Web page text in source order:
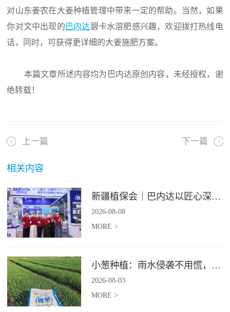
对山东姜农在大姜种植管理中带来一定的帮助。当然，如果
你对文中出现的 巴内达碧卡水溶肥感兴趣，欢迎拨打热线电
话，同时，可获得更详细的大姜施肥方案。
本篇文章所述内容均为巴内达原创内容，未经授权，谢
绝转载！
上一篇 下一篇
相关内容
新疆植保会｜巴内达以匠心深耕良田，以科创赋能农耕
2026-08-08
MORE >
小葱种植：雨水侵袭不用慌，四招稳住小葱产量
2026-08-03
MORE >